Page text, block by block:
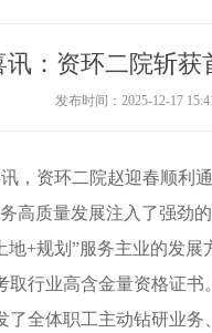
讯：资环二院斩获
发布时间：2025-12-17
，资环二院赵迎春顺利
高质量发展注入了强劲的
地+规划 ”服务主业的发展
取行业高含金量资格证
全体职工主动钻研业务